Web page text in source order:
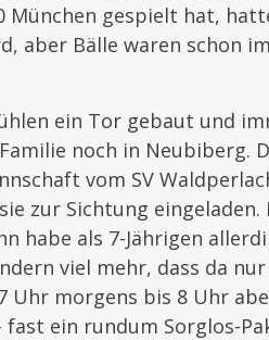
München gespielt hat,
aber Bälle waren schon
ein Tor gebaut und
noch in Neubiberg.
vom SV
zur Sichtung eingeladen.
habe als 7-Jährigen
viel mehr, dass da nur
Uhr morgens bis 8 Uhr
fast ein rundum Sorglos-